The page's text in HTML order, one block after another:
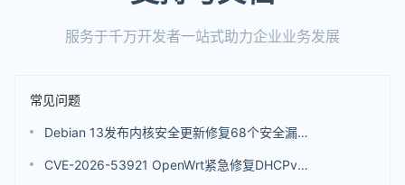
服务于千万开发者一站式助力企业业务发展
常见问题
Debian 13发布内核安全更新修复68个安全漏洞 包括4个评分高达9.8分的漏洞
CVE-2026-53921 OpenWrt紧急修复DHCPv6漏洞